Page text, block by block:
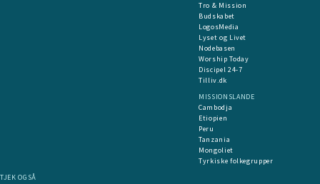
Tro & Mission
Budskabet
LogosMedia
Lyset og Livet
Nodebasen
Worship Today
Discipel 24-7
Tilliv.dk
MISSIONSLANDE
Cambodja
Etiopien
Peru
Tanzania
Mongoliet
Tyrkiske folkegrupper
TJEK OGSÅ